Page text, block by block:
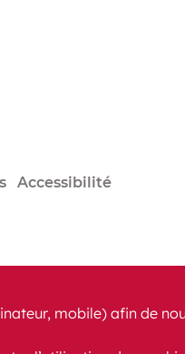
Accessibilité
mobile) afin de